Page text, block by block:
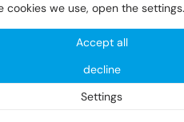
fachads / de funileiro
- TX
cookies we use, open the settings.
Accept all
decline
Settings